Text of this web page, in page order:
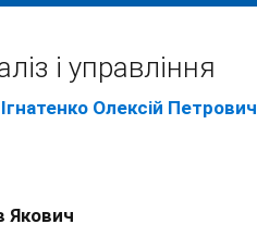
і управління
Ігнатенко Олексій Петрович
Якович